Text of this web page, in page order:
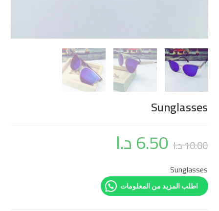
Sunglasses
10.00د.ا 6.50د.ا
Sunglasses
اطلب المزيد من المعلومات